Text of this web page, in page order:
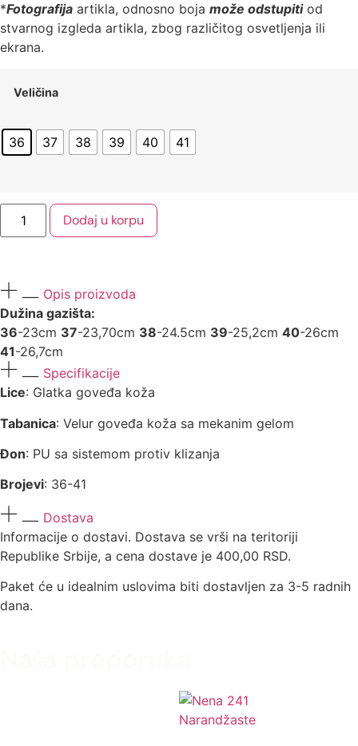
*Fotografija artikla, odnosno boja može odstupitiod
stvarnog izgleda artikla, zbog različitog osvetljenja ili
ekrana.
Veličina
36 37 38 39 40 41
Dodaj u korpu
Opis proizvoda
Dužina gazišta:
36-23cm 37-23,70cm 38-24.5cm 39-25,2cm 40-26cm
41-26,7cm
Specifikacije
Lice: Glatka goveđa koža
Tabanica: Velur goveđa koža sa mekanim gelom
Đon: PU sa sistemom protiv klizanja
Brojevi: 36-41
Dostava
Informacije o dostavi. Dostava se vrši na teritoriji
Republike Srbije, a cena dostave je 400,00 RSD.
Paket će u idealnim uslovima biti dostavljen za 3-5 radnih
dana.